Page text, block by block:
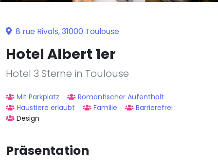
8 rue Rivals, 31000 Toulouse
Hotel Albert 1er
Hotel 3 Sterne in Toulouse
Mit Parkplatz
Romantischer Aufenthalt
Haustiere erlaubt
Familie
Barrierefrei
Design
Präsentation